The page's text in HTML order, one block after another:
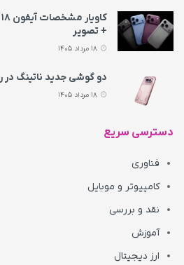
+ تصویر
دو گوشی جدید ناتینگ در
دسترسی سریع
فناوری
کامپیوتر و موبایل
نقد و بررسی
آموزش
ارز دیجیتال